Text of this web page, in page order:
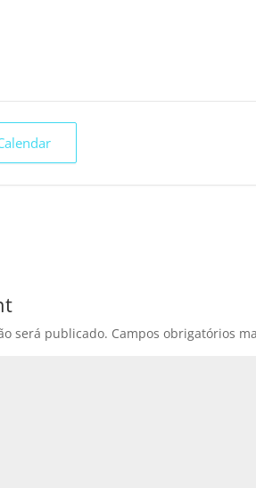
será publicado. Campos obrigatórios